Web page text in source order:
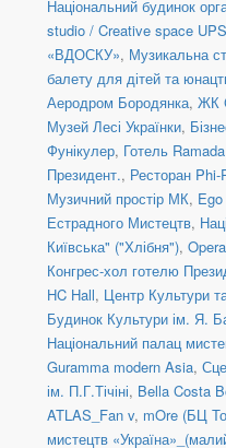
Національний будинок
studio / Creative space
«ВДОСКУ», Музикальна
балету для дітей та
Аеродром Бородянка, ЖК
Музей Лесі Українки,
Фунікулер, Готель
Президент., Ресторан Phi-
Музичний простір МК,
Естрадного Мистецтв,
Київська" ("Хлібня"),
Конгрес-хол готелю
HC Hall, Центр Культури
Будинок Культури ім. Я.
Національний палац
Guramma modern Asia,
ім. П.Г.Тічіні, Bella Costa
ATLAS_Fan v, mOre (БЦ
мистецтв